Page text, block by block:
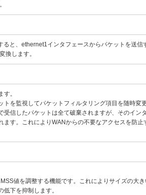
ると、ethernet1インタフェースからパケットを送信
換します。
。
を監視してパケットフィルタリング項目を随時変
信したパケットは全て破棄されますが、そのイン
す。これによりWANからの不要なアクセスを防止
値を調整する機能です。これによりサイズの大き
下を抑制します。